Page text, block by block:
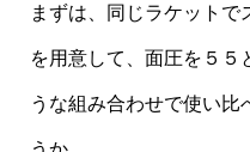
まずは、同じラケット
を用意して、面圧を５５
うな組み合わせで使い比